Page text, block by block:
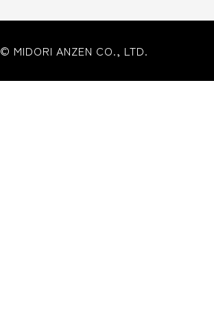
© MIDORI ANZEN CO., LTD.